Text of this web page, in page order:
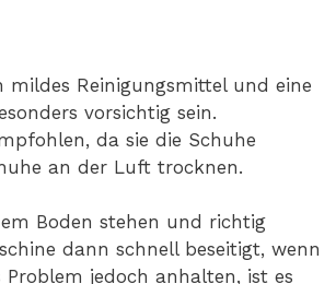
Reinigungsmittel und eine
vorsichtig sein.
da sie die Schuhe
an der Luft trocknen.
Boden stehen und richtig
dann schnell beseitigt, wenn
jedoch anhalten, ist es